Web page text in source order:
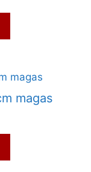
magas